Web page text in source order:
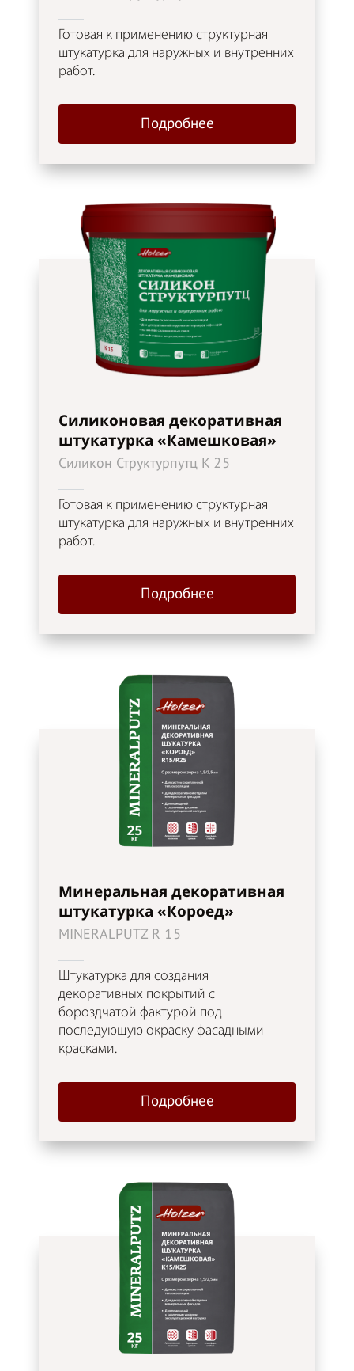
Готовая к применению структурная
штукатурка для наружных и внутренних
работ.
Подробнее
Силиконовая декоративная
штукатурка «Камешковая»
Силикон Структурпутц K 25
Готовая к применению структурная
штукатурка для наружных и внутренних
работ.
Подробнее
Минеральная декоративная
штукатурка «Короед»
MINERALPUTZ R 15
Штукатурка для создания
декоративных покрытий с
бороздчатой фактурой под
последующую окраску фасадными
красками.
Подробнее